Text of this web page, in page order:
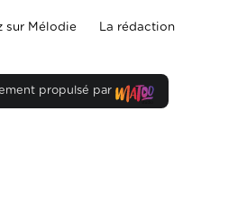
sur Mélodie La rédaction
propulsé par